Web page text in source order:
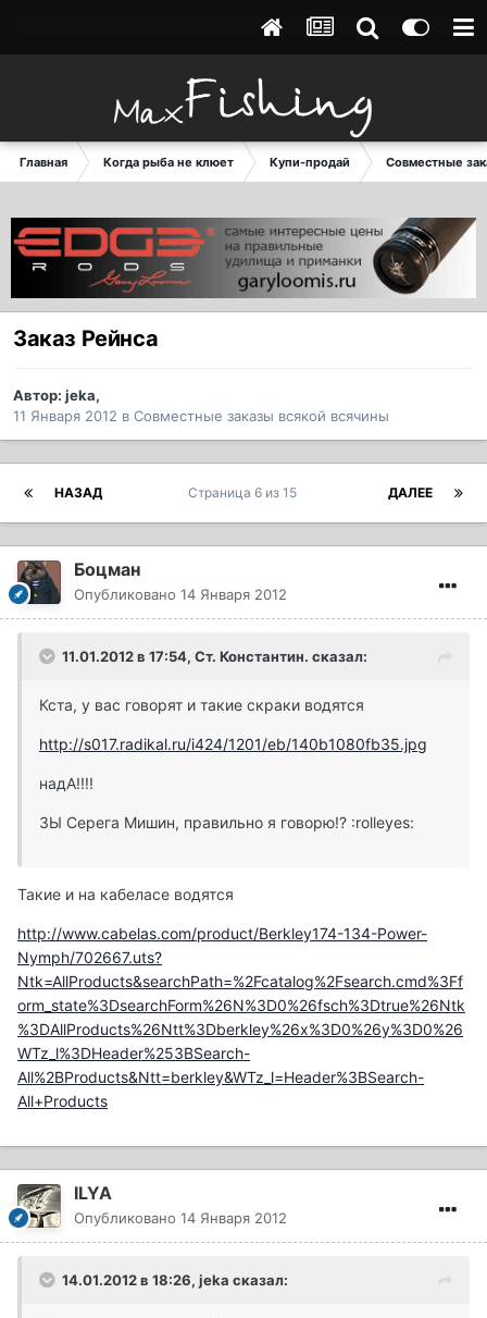
Главная Когда рыба не клюет Купи-продай Совместные
Заказ Рейнса
Автор: jeka,
11 Января 2012 в Совместные заказы всякой всячины
НАЗАД ДАЛЕЕ
Страница 6 из 15
Боцман
Опубликовано 14 Января 2012
11.01.2012 в 17:54, Ст. Константин. сказал:
Кста, у вас говорят и такие скраки водятся
http://s017.radikal.ru/i424/1201/eb/140b1080fb35.jpg
надА!!!!
ЗЫ Серега Мишин, правильно я говорю!? :rolleyes:
Такие и на кабеласе водятся
http://www.cabelas.com/product/Berkley174-134-Power-
Nymph/702667.uts?
Ntk=AllProducts&searchPath=%2Fcatalog%2Fsearch.cmd%3Ff
orm_state%3DsearchForm%26N%3D0%26fsch%3Dtrue%26Ntk
%3DAllProducts%26Ntt%3Dberkley%26x%3D0%26y%3D0%26
WTz_l%3DHeader%253BSearch-
All%2BProducts&Ntt=berkley&WTz_l=Header%3BSearch-
All+Products
ILYA
Опубликовано 14 Января 2012
14.01.2012 в 18:26, jeka сказал: